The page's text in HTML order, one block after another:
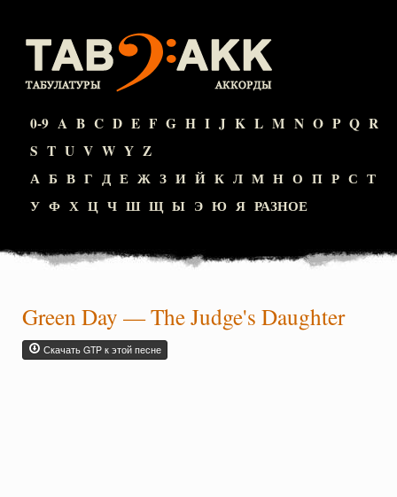
0-9 A B C D E F G H I J K L M N O P Q R
S T U V W Y Z
А Б В Г Д Е Ж З И Й К Л М Н О П Р С Т
У Ф Х Ц Ч Ш Щ Ы Э Ю Я РАЗНОЕ
Green Day —The Judge's Daughter
Скачать GTP к этой песне